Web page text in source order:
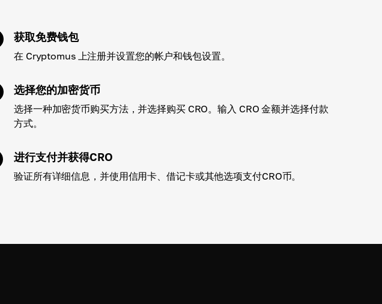
获取免费钱包
在 Cryptomus 上注册并设置您的帐户和钱包设置。
选择您的加密货币
选择一种加密货币购买方法，并选择购买 CRO。输入 CRO 金额并选择付款
方式。
进行支付并获得CRO
验证所有详细信息，并使用信用卡、借记卡或其他选项支付CRO币。